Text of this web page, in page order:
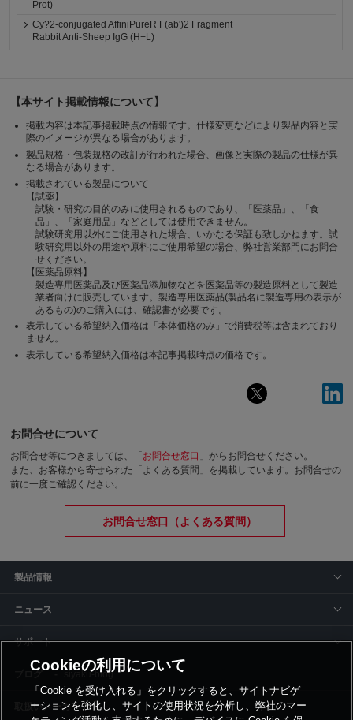
Prot)
Cy?2-conjugated AffiniPureR F(ab')2 Fragment
Rabbit Anti-Sheep IgG (H+L)
【本サイト掲載情報について】
掲載内容は本記事掲載時点の情報です。仕様変更などにより製品内容と実
際のイメージが異なる場合があります。
製品規格・包装規格の改訂が行われた場合、画像と実際の製品の仕様が異
なる場合があります。
掲載されている製品について
【試薬】
試験・研究の目的のみに使用されるものであり、「医薬品」、「食
品」、「家庭用品」などとしては使用できません。
試験研究用以外にご使用された場合、いかなる保証も致しかねます。試
験研究用以外の用途や原料にご使用希望の場合、弊社営業部門にお問合
せください。
【医薬品原料】
製造専用医薬品及び医薬品添加物などを医薬品等の製造原料として製造
業者向けに販売しています。製造専用医薬品(製品名に製造専用の表示が
あるもの)のご購入には、確認書が必要です。
表示している希望納入価格は「本体価格のみ」で消費税等は含まれており
ません。
表示している希望納入価格は本記事掲載時点の価格です。
お問合せについて
お問合せ等につきましては、「 お問合せ窓口 」からお問合せください。
また、お客様から寄せられた「よくある質問」を掲載しています。お問合せの
前に一度ご確認ください。
お問合せ窓口（よくある質問）
製品情報
ニュース
サポート
siyaku-blog
取扱いメーカー
Cookieの利用について
「Cookie を受け入れる」をクリックすると、サイトナビゲ
ーションを強化し、サイトの使用状況を分析し、弊社のマー